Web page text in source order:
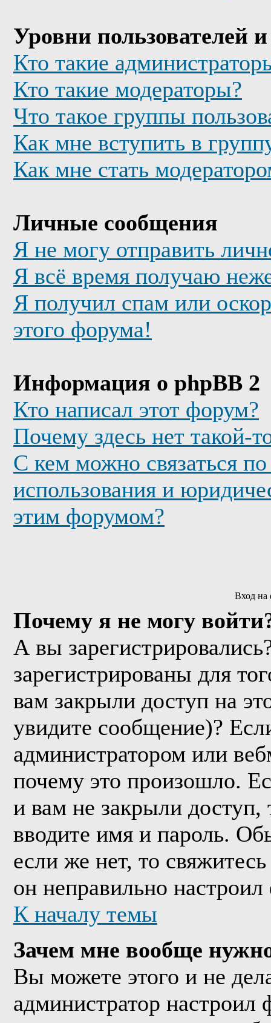
Уровни пользователей
Кто такие
Кто такие модераторы?
Что такое группы
Как мне вступить в
Как мне стать
Личные сообщения
Я не могу отправить
Я всё время получаю
Я получил спам или
этого форума!
Информация о phpBB 2
Кто написал этот форум?
Почему здесь нет такой-
С кем можно связаться
использования и
этим форумом?
Вход на
Почему я не могу
А вы
зарегистрированы для
вам закрыли доступ на
увидите сообщение)?
администратором или
почему это произошло.
и вам не закрыли доступ,
вводите имя и пароль.
если же нет, то
он неправильно
К началу темы
Зачем мне вообще
Вы можете этого и не
администратор